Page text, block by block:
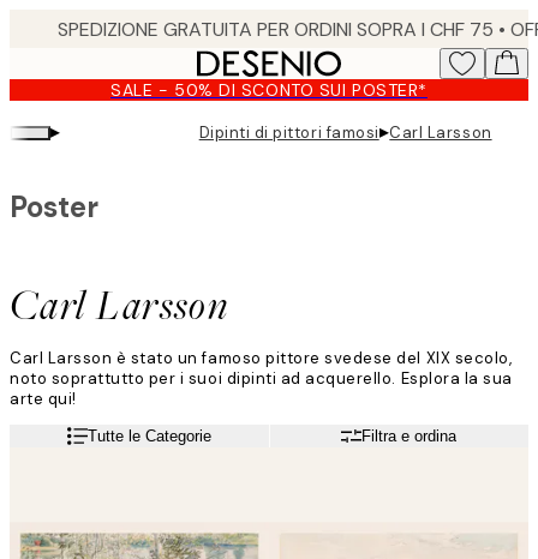
content.
SALE - 50% DI SCONTO SUI POSTER*
▸ Dipinti di pittori famosi▸Carl Larsson
Carl Larsson
Poster
Carl Larsson è stato un famoso pittore svedese del XIX secolo,
noto soprattutto per i suoi dipinti ad acquerello. Esplora la sua
arte qui!
Tutte le Categorie Filtra e ordina